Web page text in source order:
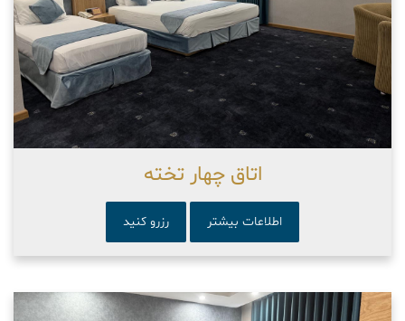
اتاق چهار تخته
رزرو کنید اطلاعات بیشتر